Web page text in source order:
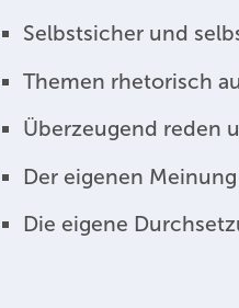
Selbstsicher und
Themen rhetorisch
Überzeugend reden
Der eigenen
Die eigene